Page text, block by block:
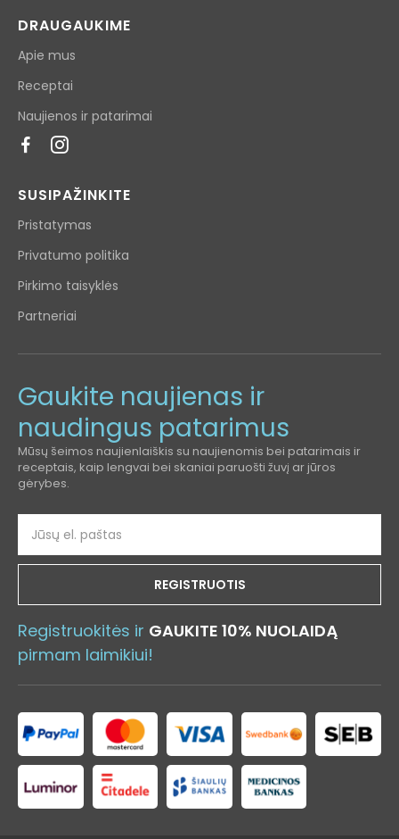
DRAUGAUKIME
Apie mus
Receptai
Naujienos ir patarimai
SUSIPAŽINKITE
Pristatymas
Privatumo politika
Pirkimo taisyklės
Partneriai
Gaukite naujienas ir
naudingus patarimus
Mūsų šeimos naujienlaiškis su naujienomis bei patarimais ir
receptais, kaip lengvai bei skaniai paruošti žuvį ar jūros
gėrybes.
REGISTRUOTIS
Registruokitės ir GAUKITE 10% NUOLAIDĄ
pirmam laimikiui!